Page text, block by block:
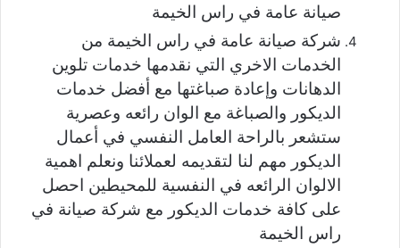
صيانة عامة في راس الخيمة
شركة صيانة عامة في راس الخيمة من
الخدمات الاخري التي نقدمها خدمات تلوين
الدهانات وإعادة صباغتها مع أفضل خدمات
الديكور والصباغة مع الوان رائعه وعصرية
ستشعر بالراحة العامل النفسي في أعمال
الديكور مهم لنا لتقديمه لعملائنا ونعلم اهمية
الالوان الرائعه في النفسية للمحيطين احصل
على كافة خدمات الديكور مع شركة صيانة في
راس الخيمة